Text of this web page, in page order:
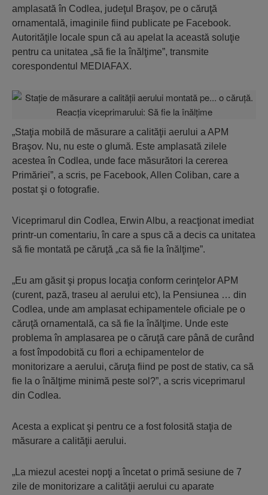
amplasată în Codlea, judeţul Braşov, pe o căruţă
ornamentală, imaginile fiind publicate pe Facebook.
Autorităţile locale spun că au apelat la această soluţie
pentru ca unitatea „să fie la înălţime”, transmite
corespondentul MEDIAFAX.
„Staţia mobilă de măsurare a calităţii aerului a APM
Braşov. Nu, nu este o glumă. Este amplasată zilele
acestea în Codlea, unde face măsurători la cererea
Primăriei”, a scris, pe Facebook, Allen Coliban, care a
postat şi o fotografie.
Viceprimarul din Codlea, Erwin Albu, a reacţionat imediat
printr-un comentariu, în care a spus că a decis ca unitatea
să fie montată pe căruţă „ca să fie la înălţime”.
„Eu am găsit şi propus locaţia conform cerinţelor APM
(curent, pază, traseu al aerului etc), la Pensiunea … din
Codlea, unde am amplasat echipamentele oficiale pe o
căruţă ornamentală, ca să fie la înălţime. Unde este
problema în amplasarea pe o căruţă care până de curând
a fost împodobită cu flori a echipamentelor de
monitorizare a aerului, căruţa fiind pe post de stativ, ca să
fie la o înălţime minimă peste sol?”, a scris viceprimarul
din Codlea.
Acesta a explicat şi pentru ce a fost folosită staţia de
măsurare a calităţii aerului.
„La miezul acestei nopţi a încetat o primă sesiune de 7
zile de monitorizare a calităţii aerului cu aparate